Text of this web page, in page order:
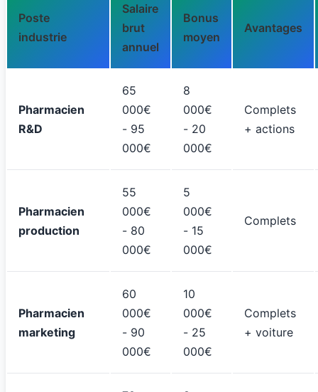
Poste
industrie
Salaire
brut
annuel
Bonus
moyen
Avantages
Pharmacien
R&D
65
000€
- 95
000€
8
000€
- 20
000€
Complets
+ actions
Pharmacien
production
55
000€
- 80
000€
5
000€
- 15
000€
Complets
Pharmacien
marketing
60
000€
- 90
000€
10
000€
- 25
000€
Complets
+ voiture